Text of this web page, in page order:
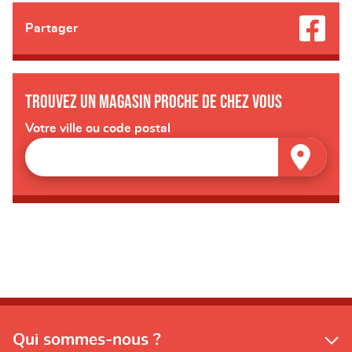
Partager
Trouvez un magasin proche de chez vous
Votre ville ou code postal
Qui sommes-nous ?